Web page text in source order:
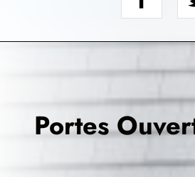
Portes